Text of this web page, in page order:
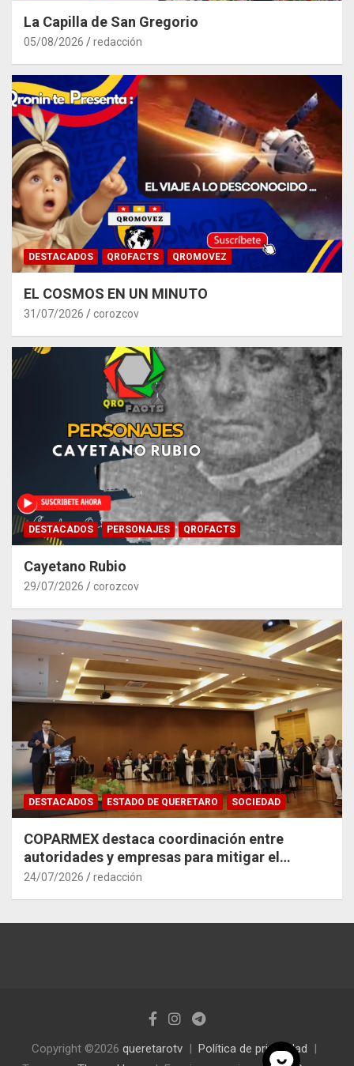
La Capilla de San Gregorio
05/08/2026 redacción
DESTACADOS QROFACTS QROMOVEZ
EL COSMOS EN UN MINUTO
31/07/2026 corozcov
DESTACADOS PERSONAJES QROFACTS
Cayetano Rubio
29/07/2026 corozcov
DESTACADOS ESTADO DE QUERETARO SOCIEDAD
COPARMEX destaca coordinación entre
autoridades y empresas para mitigar el
impacto del Tren México–Querétaro
24/07/2026 redacción
Copyright ©2026 queretarotv
Política de privacidad